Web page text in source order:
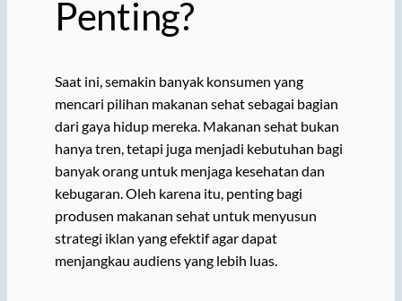
Penting?
Saat ini, semakin banyak konsumen yang
mencari pilihan makanan sehat sebagai bagian
dari gaya hidup mereka. Makanan sehat bukan
hanya tren, tetapi juga menjadi kebutuhan bagi
banyak orang untuk menjaga kesehatan dan
kebugaran. Oleh karena itu, penting bagi
produsen makanan sehat untuk menyusun
strategi iklan yang efektif agar dapat
menjangkau audiens yang lebih luas.